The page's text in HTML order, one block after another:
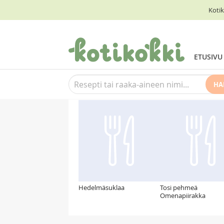
ETUSIVU
Suosittelemme myös
Hedelmäsuklaa
Tosi pehmeä
Omenapiirakka